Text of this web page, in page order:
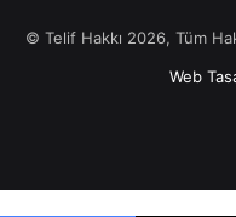
© Telif Hakkı 2026, Tüm
Web